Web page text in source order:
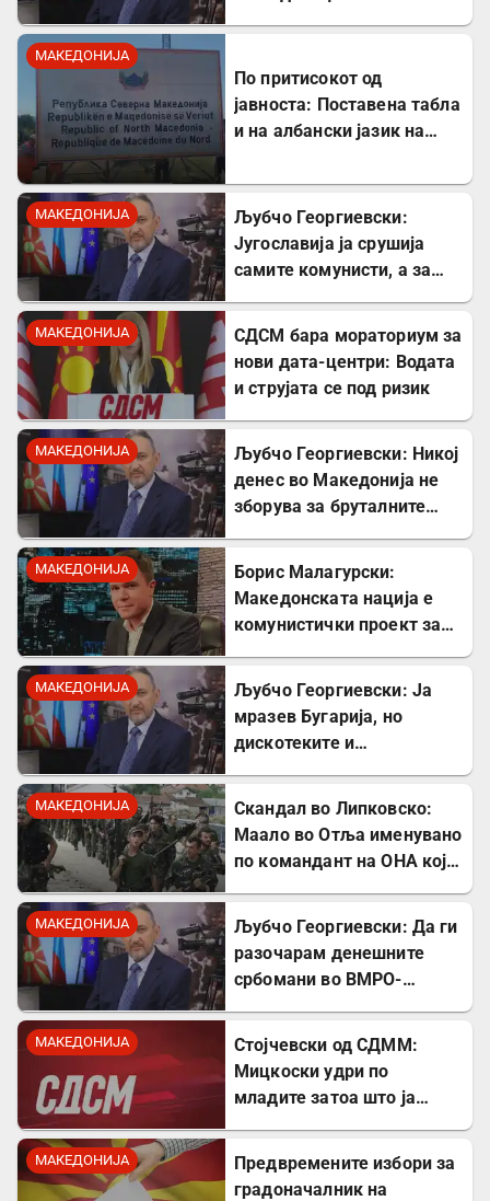
интелектуалец
МАКЕДОНИЈА
По притисокот од
јавноста: Поставена табла
и на албански јазик на
МАКЕДОНИЈА
Љубчо Георгиевски:
Југославија ја срушија
самите комунисти, а за
МАКЕДОНИЈА
СДСМ бара мораториум за
нови дата-центри: Водата
и струјата се под ризик
МАКЕДОНИЈА
Љубчо Георгиевски: Никој
денес во Македонија не
зборува за бруталните
МАКЕДОНИЈА
Борис Малагурски:
Македонската нација е
комунистички проект за
МАКЕДОНИЈА
Љубчо Георгиевски: Ја
мразев Бугарија, но
дискотеките и
сликата
МАКЕДОНИЈА
Скандал во Липковско:
Маало во Отља именувано
по командант на ОНА кој
МАКЕДОНИЈА
Љубчо Георгиевски: Да ги
разочарам денешните
србомани во ВМРО-
Драган Богдановски беа
против Србославија
МАКЕДОНИЈА
Стојчевски од СДММ:
Мицкоски удри по
младите затоа што ја
МАКЕДОНИЈА
Предвремените избори за
градоначалник на